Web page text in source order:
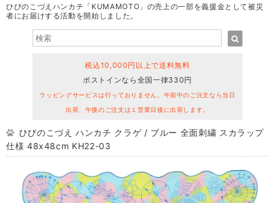
ひびのこづえハンカチ「KUMAMOTO」の売上の一部を義援金として被災
者にお届けする活動を開始しました。
税込10,000円以上で送料無料
ポストインなら全国一律330円
ラッピングサービスは行っておりません。午前中のご注文なら当日
出荷、午後のご注文は１営業日後に出荷します。
ひびのこづえ ハンカチ クラゲ / ブルー 全面刺繍 スカラップ
仕様 48x48cm KH22-03